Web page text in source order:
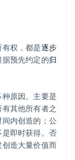
权，都是逐步
预先约定的归
原因。主要是
其他所有者之
内创造的；公
即时获得。否
造大量价值而